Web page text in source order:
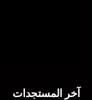
آخر المستجدات